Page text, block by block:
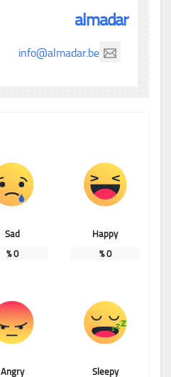
almadar
info@almadar.be
Happy
0
%
Sad
0
%
Sleepy
Angry